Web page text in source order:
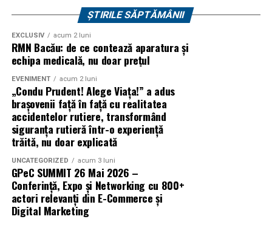
documentele necesare de identificare, iar cei cu varsta
completata si semnata de parinte sau tutorele legal.
Toti participantii vor fi supusi unui control de securitate
la intrare. Refuzul acestuia atrage imposibilitatea
accesului in festival.
De asemenea, Summer Well promoveaza un mediu sigur
si responsabil, iar consumul de substante interzise este
Regulamentul complet, impreuna cu lista obiectelor
permise si interzise, poate fi consultat pe site-ul oficial
al festivalului.
ȘTIRILE SĂPTĂMÂNII
EXCLUSIV acum 2 luni
RMN Bacău: de ce contează aparatura și
echipa medicală, nu doar prețul
EVENIMENT acum 2 luni
„Condu Prudent! Alege Viața!” a adus
brașovenii față în față cu realitatea
accidentelor rutiere, transformând
siguranța rutieră într-o experiență
trăită, nu doar explicată
UNCATEGORIZED acum 3 luni
GPeC SUMMIT 26 Mai 2026 –
Conferință, Expo și Networking cu 800+
actori relevanți din E-Commerce și
Digital Marketing